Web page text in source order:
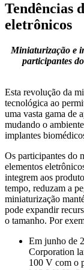
Tendências
eletrônicos
Miniaturização e
participantes
Esta revolução da
tecnológica ao
uma vasta gama de
mudando o
implantes
Os participantes do
elementos
integrem aos
tempo, reduzam a
miniaturização
pode expandir
o tamanho. Por
Em junho de
Corporation
100 V com o